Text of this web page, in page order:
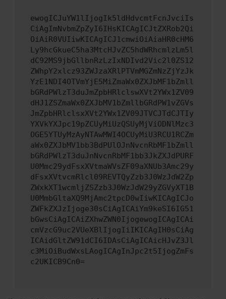
ewogICJuYW1lIjogIk5ldHdvcmtFcnJvciIs
CiAgImNvbmZpZyI6IHsKICAgICJtZXRob2Qi
OiAiR0VUIiwKICAgICJ1cmwiOiAiaHR0cHM6
Ly9hcGkueC5ha3MtcHJvZC5hdWRhcmlzLm5l
dC92MS9jbGllbnRzLzIxNDIvd2Vic2l0ZS12
ZWhpY2xlcz93ZWJzaXRlPTVmMGZmNzZjYzJk
YzE1NDI4OTVmYjE5MiZmaWx0ZXJbMF1bZmll
bGRdPWlzT3duJmZpbHRlclswXVt2YWx1ZV09
dHJ1ZSZmaWx0ZXJbMV1bZmllbGRdPW1vZGVs
JmZpbHRlclsxXVt2YWx1ZV09JTVCJTdCJTIy
YXVkYXJpc19pZCUyMiUzQSUyMjViODNlMzc3
OGE5YTUyMzAyNTAwMWI4OCUyMiU3RCU1RCZm
aWx0ZXJbMV1bb3BdPUlOJnNvcnRbMF1bZmll
bGRdPWlzT3duJnNvcnRbMF1bb3JkZXJdPURF
U0Mmc29ydFsxXVtmaWVsZF09aXNUb3Amc29y
dFsxXVtvcmRlcl09REVTQyZzb3J0WzJdW2Zp
ZWxkXT1wcmljZSZzb3J0WzJdW29yZGVyXT1B
U0MmbGltaXQ9MjAmc2tpcD0wIiwKICAgICJo
ZWFkZXJzIjoge30sCiAgICAiYm9keSI6IG51
bGwsCiAgICAiZXhwZWN0IjogewogICAgICAi
cmVzcG9uc2VUeXBlIjogIiIKICAgIH0sCiAg
ICAidGltZW91dCI6IDAsCiAgICAicHJvZ3Jl
c3MiOiBudWxsLAogICAgInJpc2t5IjogZmFs
c2UKICB9Cn0=